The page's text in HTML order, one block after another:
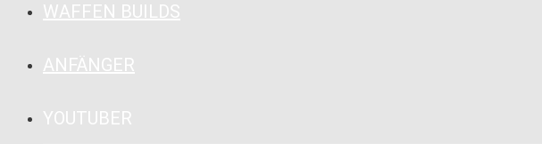
WAFFEN BUILDS
ANFÄNGER
YOUTUBER